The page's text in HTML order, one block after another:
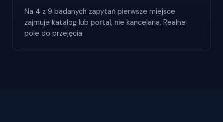
Na 4 z 9 badanych zapytań pierwsze miejsce
zajmuje katalog lub portal, nie kancelaria. Realne
pole do przejęcia.